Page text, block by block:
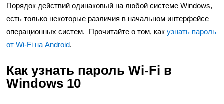
Порядок действий одинаковый на любой системе Windows,
есть только некоторые различия в начальном интерфейсе
операционных систем. Прочитайте о том, какузнать пароль
от Wi-Fi на Android.
Как узнать пароль Wi-Fi в
Windows 10